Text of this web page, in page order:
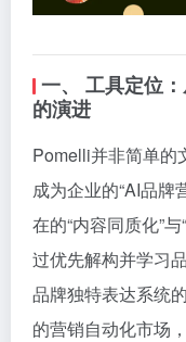
一、 工具定位
的演进
Pomelli并非简单的
成为企业的“AI品牌
在的“内容同质化”
过优先解构并学习
品牌独特表达系统
的营销自动化市场